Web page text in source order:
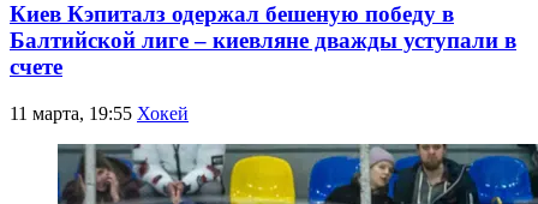
Киев Кэпиталз одержал бешеную победу в
Балтийской лиге – киевляне дважды уступали в
счете
11 марта, 19:55 Хокей